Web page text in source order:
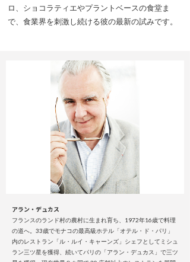
ロ、ショコラティエやプラントベースの食堂ま
で、食業界を刺激し続ける彼の最新の試みです。
アラン・デュカス
フランスのランド村の農村に生まれ育ち、1972年16歳で料理
の道へ。33歳でモナコの最高級ホテル「オテル・ド・パリ」
内のレストラン「ル・ルイ・キャーンズ」シェフとしてミシュ
ラン三ツ星を獲得、続いてパリの「アラン・デュカス」で三ツ